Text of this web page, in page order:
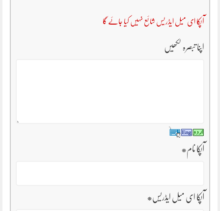
آپکا ای میل ایڈریس شائع نہیں کیا جائے گا
اپنا تبصرہ لکھیں
آپکا نام*
آپکا ای میل ایڈریس*